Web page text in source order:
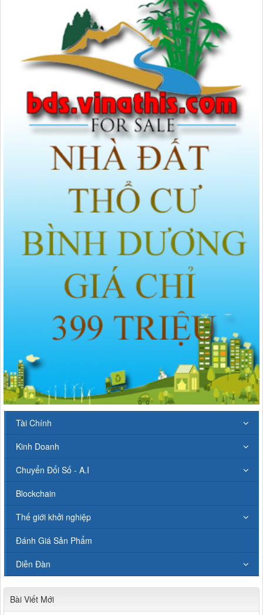
Tài Chính
Kinh Doanh
Chuyển Đổi Số - A.I
Blockchain
Thế giới khởi nghiệp
Đánh Giá Sản Phẩm
Diễn Đàn
Bài Viết Mới